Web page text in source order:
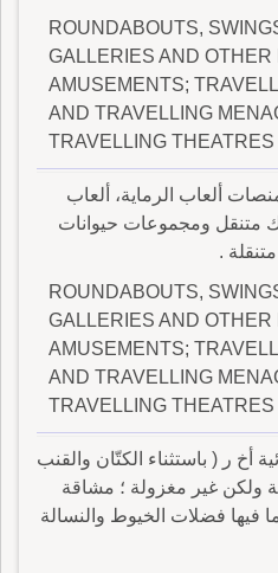
ROUNDABOUTS,
GALLERIES AND OTHER
AMUSEMENTS;
AND TRAVELLING
TRAVELLING THEATRES
ألعاب الرماية، ألعاب
متنقل ومجموعات حيوانات
.
ROUNDABOUTS,
GALLERIES AND OTHER
AMUSEMENTS;
AND TRAVELLING
TRAVELLING THEATRES
أخ ر ( باستثناء الكتّان والقنب
ولكن غير مغزولة ؛ مشاقة
فيها فضلات الخيوط والنسالة